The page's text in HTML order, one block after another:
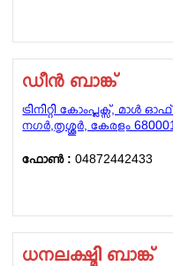
ഡീൻ ബാങ്ക്
ട്രിനിറ്റി കോംപ്ലക്സ്,
നഗർ,തൃശ്ശൂർ, കേരളം 680001
ഫോണ്‍ : 04872442433
ധനലക്ഷ്മി ബാങ്ക്